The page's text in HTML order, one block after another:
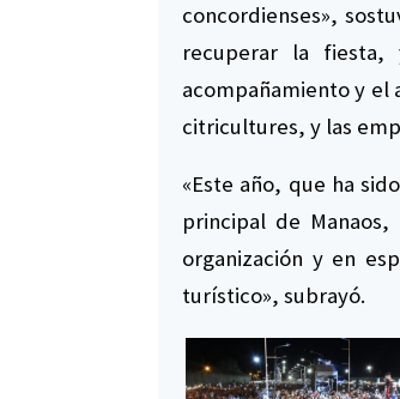
concordienses»,
recuperar la fiesta,
acompañamiento y el
citricultures, y las
«Este año, que ha
principal de
organización y en
turístico», subrayó.